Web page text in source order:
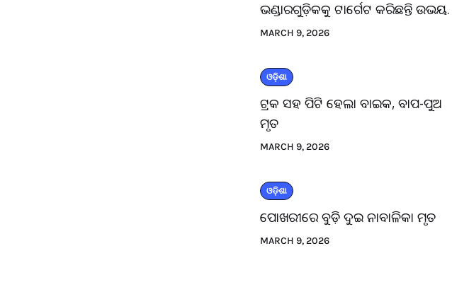
ଭଣ୍ଡାରଗୁଡ଼ିକକୁ ଟାର୍ଗେଟ କରିଛନ୍ତି ଉଭୟ.
MARCH 9, 2026
ଓଡ଼ିଶା
ଟ୍ରକ ସହ ପିଟି ହେଲା ବାଇକ, ବାପ-ପୁଅ
ମୃତ
MARCH 9, 2026
ଓଡ଼ିଶା
ପୋଖରୀରେ ବୁଡ଼ି ଦୁଇ ନାବାଳିକା ମୃତ
MARCH 9, 2026